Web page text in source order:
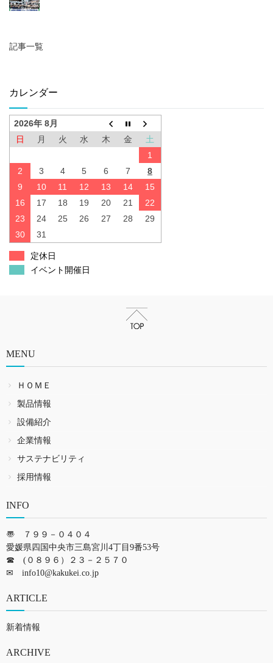
記事一覧
カレンダー
2026年 8月
日
月 火 水 木 金
土
1
2
3 4 5 6 7
8
9
10 11 12 13 14
15
16
17 18 19 20 21
22
23
24 25 26 27 28
29
30
31
定休日
イベント開催日
MENU
ＨＯＭＥ
製品情報
設備紹介
企業情報
サステナビリティ
採用情報
INFO
〠 ７９９－０４０４
愛媛県四国中央市三島宮川4丁目9番53号
☎ (０８９６）２３－２５７０
✉ info10@kakukei.co.jp
ARTICLE
新着情報
ARCHIVE